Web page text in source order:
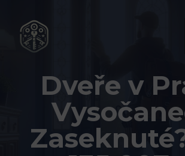
obsah
Dveře v